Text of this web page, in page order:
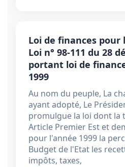
Loi de finances pour
Loi n° 98-111 du 28
portant loi de
1999
Au nom du peuple, La
ayant adopté, Le
promulgue la loi dont la
Article Premier Est et
pour l'année 1999 la
Budget de l'Etat les
impôts, taxes,